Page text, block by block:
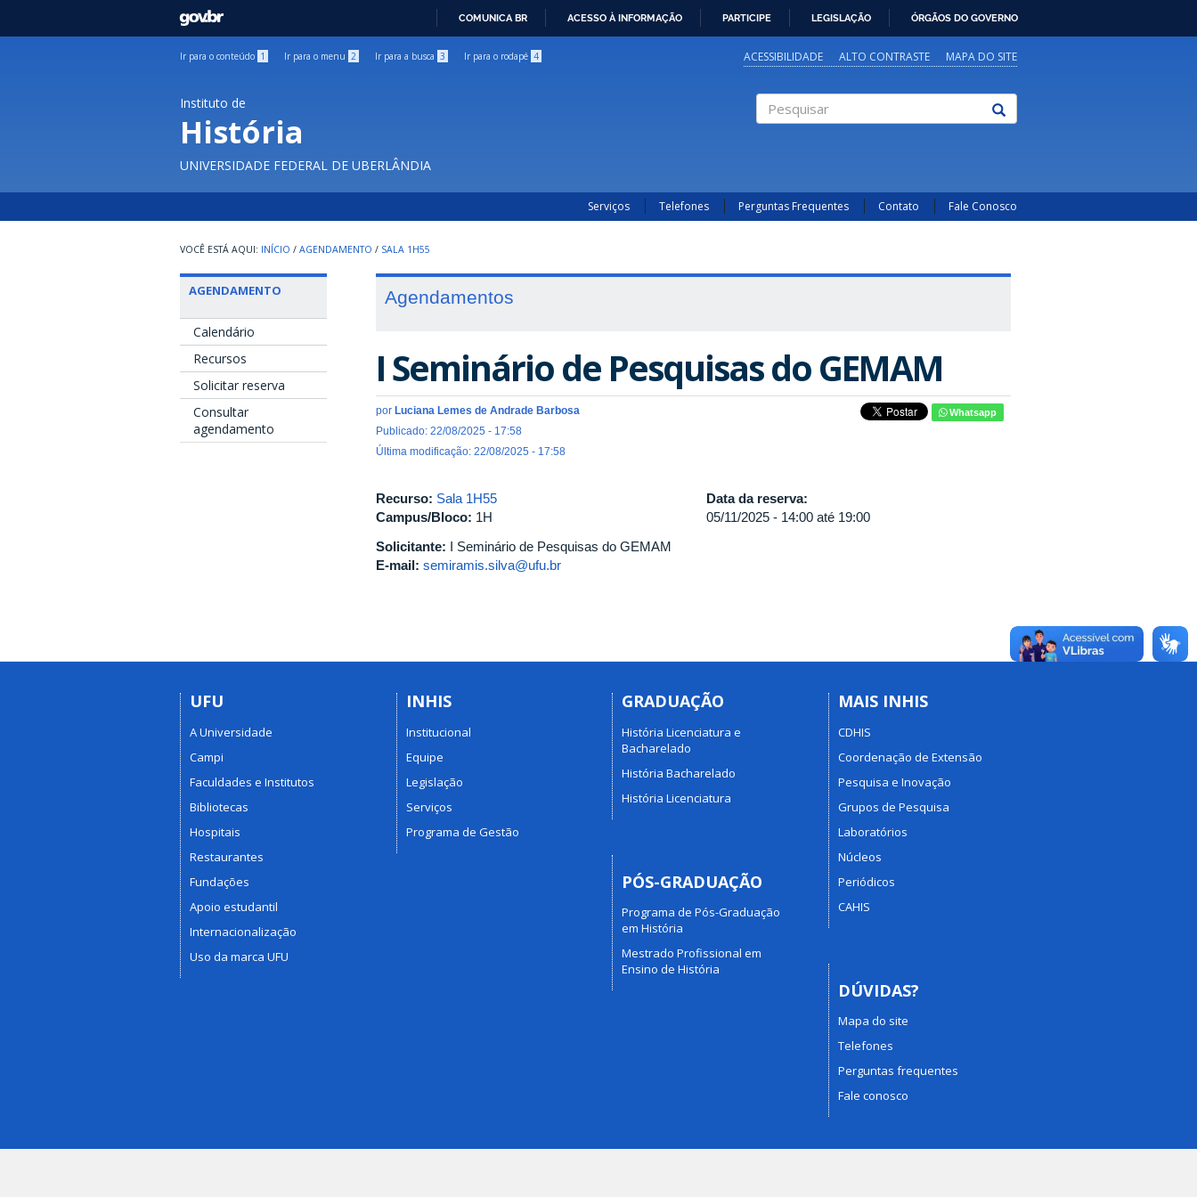
GOVBR
COMUNICA BR ACESSO À INFORMAÇÃO PARTICIPE LEGISLAÇÃO ÓRGÃOS DO GOVERNO
Ir para o conteúdo 1 Ir para o menu 2 Ir para a busca 3 Ir para o rodapé 4 ACESSIBILIDADE ALTO CONTRASTE MAPA DO SITE
Instituto de
História
UNIVERSIDADE FEDERAL DE UBERLÂNDIA
Serviços Telefones Perguntas Frequentes Contato Fale Conosco
INÍCIO / AGENDAMENTO / SALA 1H55
AGENDAMENTO
Calendário
Recursos
Solicitar reserva
Consultar
agendamento
Agendamentos
I Seminário de Pesquisas do GEMAM
por Luciana Lemes de Andrade Barbosa
Publicado: 22/08/2025 - 17:58
Última modificação: 22/08/2025 - 17:58
Whatsapp
Recurso: Sala 1H55
Campus/Bloco: 1H
Solicitante: I Seminário de Pesquisas do GEMAM
E-mail: semiramis.silva@ufu.br
Data da reserva:
05/11/2025 - 14:00 até 19:00
UFU
A Universidade
Campi
Faculdades e Institutos
Bibliotecas
Hospitais
Restaurantes
Fundações
Apoio estudantil
Internacionalização
Uso da marca UFU
INHIS
Institucional
Equipe
Legislação
Serviços
Programa de Gestão
GRADUAÇÃO
História Licenciatura e
Bacharelado
História Bacharelado
História Licenciatura
PÓS-GRADUAÇÃO
Programa de Pós-Graduação
em História
Mestrado Profissional em
Ensino de História
MAIS INHIS
CDHIS
Coordenação de Extensão
Pesquisa e Inovação
Grupos de Pesquisa
Laboratórios
Núcleos
Periódicos
CAHIS
DÚVIDAS?
Mapa do site
Telefones
Perguntas frequentes
Fale conosco